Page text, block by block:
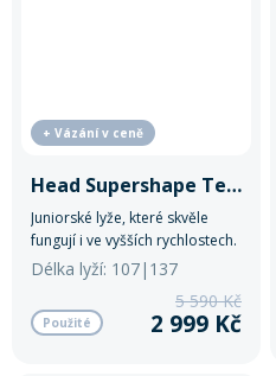
+ Vázání v ceně
Head Supershape Team SLR
Juniorské lyže, které skvěle
fungují i ve vyšších rychlostech.
Délka lyží: 107|137
Použité
5 590 Kč
2 999 Kč